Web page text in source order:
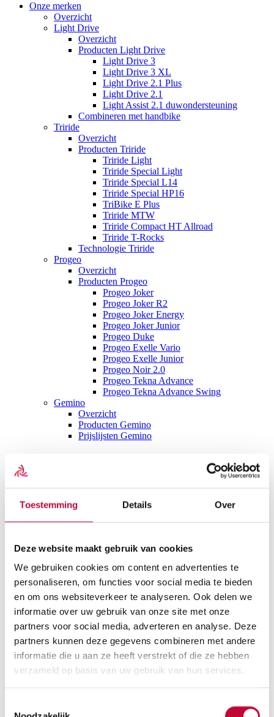
Toestemming Details Over
Deze website maakt gebruik van cookies
We gebruiken cookies om content en advertenties te
personaliseren, om functies voor social media te bieden
en om ons websiteverkeer te analyseren. Ook delen we
informatie over uw gebruik van onze site met onze
partners voor social media, adverteren en analyse. Deze
partners kunnen deze gegevens combineren met andere
informatie die u aan ze heeft verstrekt of die ze hebben
verzameld op basis van uw gebruik van hun services.
Onze merken
Overzicht
Light Drive
Overzicht
Producten Light Drive
Light Drive 3
Light Drive 3 XL
Light Drive 2.1 Plus
Light Drive 2.1
Light Assist 2.1 duwondersteuning
Combineren met handbike
Triride
Overzicht
Producten Triride
Triride Light
Triride Special Light
Triride Special L14
Triride Special HP16
TriBike E Plus
Triride MTW
Triride Compact HT Allroad
Triride T-Rocks
Technologie Triride
Progeo
Overzicht
Producten Progeo
Progeo Joker
Progeo Joker R2
Progeo Joker Energy
Progeo Joker Junior
Progeo Duke
Progeo Exelle Vario
Progeo Exelle Junior
Progeo Noir 2.0
Progeo Tekna Advance
Progeo Tekna Advance Swing
Gemino
Overzicht
Producten Gemino
Prijslijsten Gemino
Overzicht
Scootmobielen
Alle scootmobielen
Vaste Scootmobielen
Gebruikte scootmobielen
Scootmobiel huren
Scootmobiel accessoires
Alle scootmobiel accessoires
Beschermhoezen
Schootkleden
Scootmobiel tassen
Scootmobiel onderdelen
Alle scootmobiel onderdelen
Accu’s
Acculaders
Buitenbanden
Binnenbanden
Koolborstels